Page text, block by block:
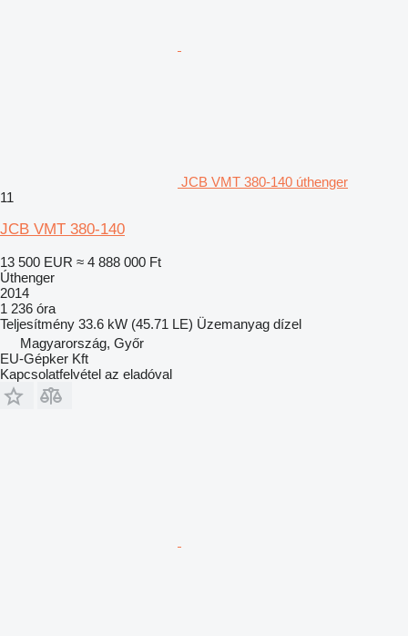
JCB VMT 380-140 úthenger
11
JCB VMT 380-140
13 500 EUR ≈ 4 888 000 Ft
Úthenger
2014
1 236 óra
Teljesítmény 33.6 kW (45.71 LE) Üzemanyag dízel
Magyarország, Győr
EU-Gépker Kft
Kapcsolatfelvétel az eladóval